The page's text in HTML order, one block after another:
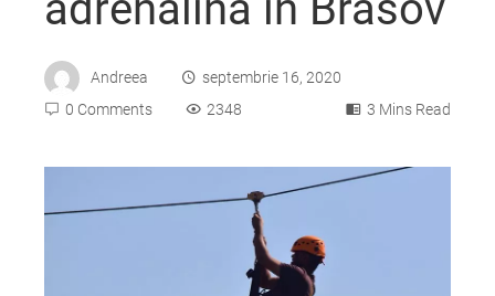
Andreea
septembrie 16, 2020
0 Comments
2348 3 Mins Read